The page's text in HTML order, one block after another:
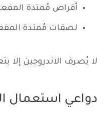
أقراص مُمتدة
لصقات مُمتدة
لا يُصرف الاندروجين إلا
دواعي استعمال